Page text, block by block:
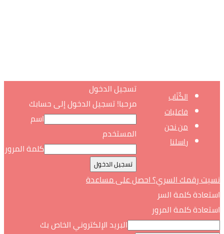
الكُتّاب
فاعليات
من نحن
راسلنا
تسجيل الدخول
مرحبا! تسجيل الدخول إلى حسابك
اسم
المستخدم
كلمة المرور
نسيت رقمك السري؟ احصل على مساعدة
استعادة كلمة السر
استعادة كلمة المرور
البريد الإلكتروني الخاص بك